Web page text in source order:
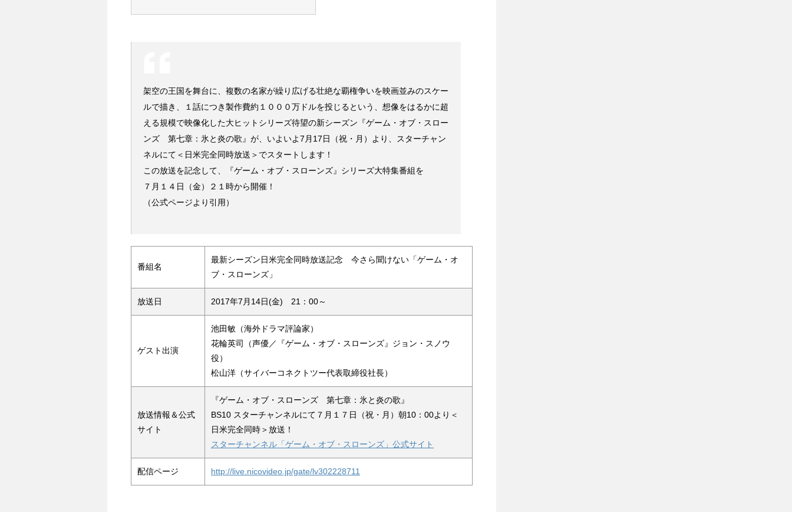
架空の王国を舞台に、複数の名家が繰り広げる壮絶な覇権争いを映画並みのスケー
ルで描き、１話につき製作費約１０００万ドルを投じるという、想像をはるかに超
える規模で映像化した大ヒットシリーズ待望の新シーズン『ゲーム・オブ・スロー
ンズ 第七章：氷と炎の歌』が、いよいよ7月17日（祝・月）より、スターチャン
ネルにて＜日米完全同時放送＞でスタートします！
この放送を記念して、『ゲーム・オブ・スローンズ』シリーズ大特集番組を
７月１４日（金）２１時から開催！
（公式ページより引用）
番組名
最新シーズン日米完全同時放送記念 今さら聞けない「ゲーム・オ
ブ・スローンズ」
放送日 2017年7月14日(金) 21：00～
ゲスト出演
池田敏（海外ドラマ評論家）
花輪英司（声優／『ゲーム・オブ・スローンズ』ジョン・スノウ
役）
松山洋（サイバーコネクトツー代表取締役社長）
放送情報＆公式
サイト
『ゲーム・オブ・スローンズ 第七章：氷と炎の歌』
BS10 スターチャンネルにて７月１７日（祝・月）朝10：00より＜
日米完全同時＞放送！
スターチャンネル「ゲーム・オブ・スローンズ」公式サイト
配信ページ http://live.nicovideo.jp/gate/lv302228711